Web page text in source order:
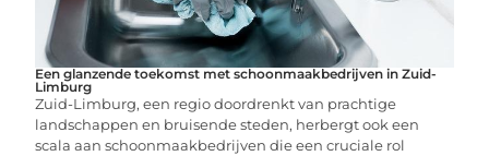
Een glanzende toekomst met schoonmaakbedrijven in Zuid-
Limburg
Zuid-Limburg, een regio doordrenkt van prachtige
landschappen en bruisende steden, herbergt ook een
scala aan schoonmaakbedrijven die een cruciale rol